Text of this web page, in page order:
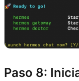
Paso 8: